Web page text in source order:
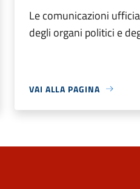
Le comunicazioni
degli organi politici e
VAI ALLA PAGINA